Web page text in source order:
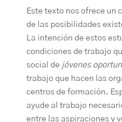
Este texto nos ofrece un
de las posibilidades
La intención de estos
condiciones de trabajo
social de jóvenes
trabajo que hacen las
centros de formación.
ayude al trabajo
entre las aspiraciones y